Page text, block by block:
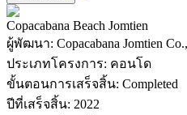
Copacabana Beach Jomtien
ผู้พัฒนา: Copacabana Jomtien
ประเภทโครงการ: คอนโด
ขั้นตอนการเสร็จสิ้น: Completed
ปีที่เสร็จสิ้น: 2022